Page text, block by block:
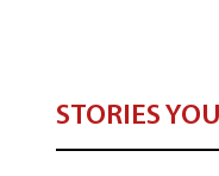
STORIES